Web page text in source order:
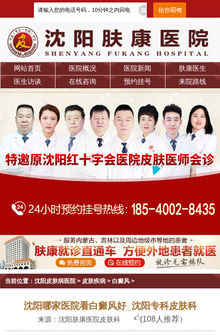
网站首页 医院概况 医院新闻
肤康医生
医生访谈
在线咨询 预约挂号 来院路线
当前位置： 沈阳皮肤病医院> 皮肤疾病> 白癜风>
沈阳哪家医院看白癜风好_沈阳专科皮肤科
来源：沈阳肤康医院皮肤科 (108人推荐）